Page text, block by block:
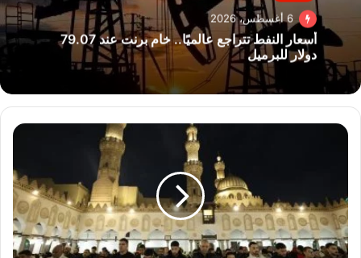
6 أغسطس، 2026
أسعار النفط تتراجع عالميًا.. خام برنت عند 79.07
دولار للبرميل
فى
على
أبرز
معالم
القاهرة